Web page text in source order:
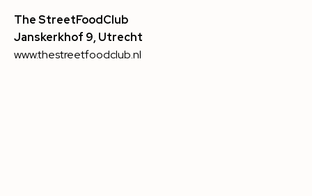
The StreetFoodClub
Janskerkhof 9, Utrecht
www.thestreetfoodclub.nl